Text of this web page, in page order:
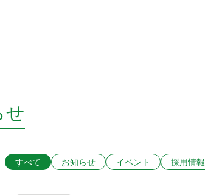
せ
すべて お知らせ イベント 採用情報